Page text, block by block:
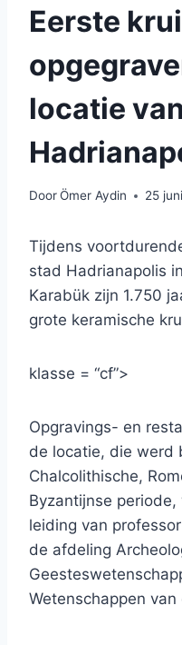
Eerste
locatie van
DoorÖmer Aydin 25
Tijdens
stad Hadrianapolis
Karabük zijn 1.750
grote keramische
klasse = “cf”>
Opgravings- en
de locatie, die werd
Chalcolithische,
Byzantijnse
leiding van
de afdeling
Wetenschappen